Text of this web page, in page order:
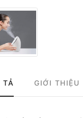
TẢ GIỚI THIỆU